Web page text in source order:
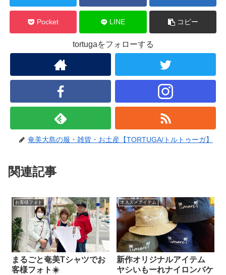
Pocket LINE コピー
tortugaをフォローする
奄美大島の服・雑貨・お土産【TORTUGA/トルトゥーガ】
関連記事
お客様フォト
まるごと奄美Tシャツでお
客様フォト☀️
オススメアイテム
新作オリジナルアイテム
ヤシいもーれナイロンバケ